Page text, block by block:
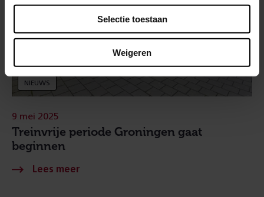
Selectie toestaan
Weigeren
NIEUWS
Treinvrije periode Groningen gaat
beginnen
9 mei 2025